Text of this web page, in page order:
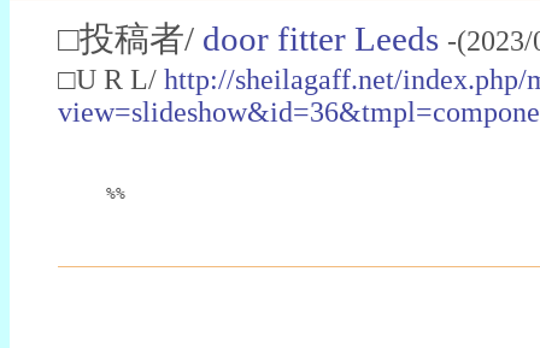
□投稿者/ door fitter Leeds -
□U R L/ http://sheilagaff.net/index.php/
%%